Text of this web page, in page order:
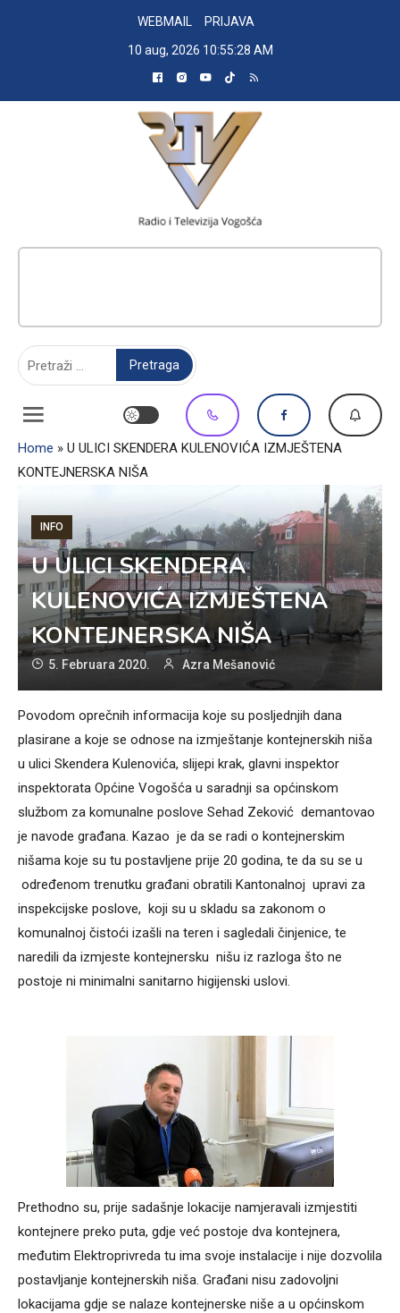
WEBMAIL
PRIJAVA
10 aug, 2026 10:55:29 AM
Home » U ULICI SKENDERA KULENOVIĆA IZMJEŠTENA
KONTEJNERSKA NIŠA
INFO
U ULICI SKENDERA
KULENOVIĆA IZMJEŠTENA
KONTEJNERSKA NIŠA
5. Februara 2020. Azra Mešanović
Povodom oprečnih informacija koje su posljednjih dana
plasirane a koje se odnose na izmještanje kontejnerskih niša
u ulici Skendera Kulenovića, slijepi krak, glavni inspektor
inspektorata Općine Vogošća u saradnji sa općinskom
službom za komunalne poslove Sehad Zeković demantovao
je navode građana. Kazao je da se radi o kontejnerskim
nišama koje su tu postavljene prije 20 godina, te da su se u
određenom trenutku građani obratili Kantonalnoj upravi za
inspekcijske poslove, koji su u skladu sa zakonom o
komunalnoj čistoći izašli na teren i sagledali činjenice, te
naredili da izmjeste kontejnersku nišu iz razloga što ne
postoje ni minimalni sanitarno higijenski uslovi.
Prethodno su, prije sadašnje lokacije namjeravali izmjestiti
kontejnere preko puta, gdje već postoje dva kontejnera,
međutim Elektroprivreda tu ima svoje instalacije i nije dozvolila
postavljanje kontejnerskih niša. Građani nisu zadovoljni
lokacijama gdje se nalaze kontejnerske niše a u općinskom